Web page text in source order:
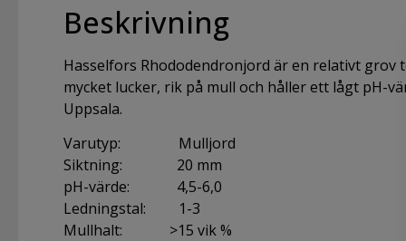
Beskrivning
Hasselfors Rhododendronjord är en relativt grov
mycket lucker, rik på mull och håller ett lågt pH-
Uppsala.
Varutyp: Mulljord
Siktning: 20 mm
pH-värde: 4,5-6,0
Ledningstal: 1-3
Mullhalt: >15 vik %